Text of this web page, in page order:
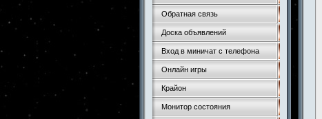
Обратная связь
Доска объявлений
Вход в миничат с телефона
Онлайн игры
Крайон
Монитор состояния